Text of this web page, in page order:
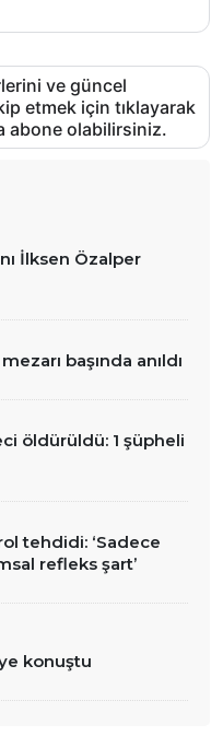
ve güncel
etmek için tıklayarak
abone olabilirsiniz.
İlksen Özalper
başında anıldı
öldürüldü: 1 şüpheli
tehdidi: ‘Sadece
refleks şart’
konuştu